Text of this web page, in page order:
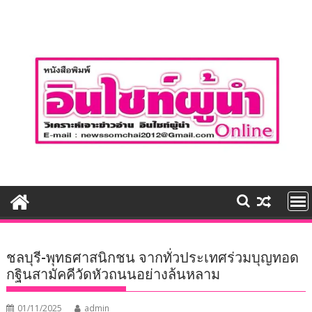
ชลบุรี-พุทธศาสนิกชน จากทั่วประเทศร่วมบุญทอด
กฐินสามัคคีวัดหัวถนนอย่างล้นหลาม
01/11/2025 admin